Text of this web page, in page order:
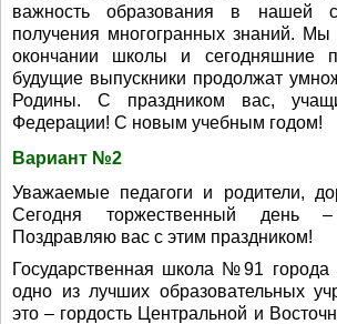
важность образования в нашей
получения многогранных знаний.
окончании школы и сегодняшние
будущие выпускники продолжат
Родины. С праздником вас,
Федерации! С новым учебным годом!
Вариант №2
Уважаемые педагоги и родители,
Сегодня торжественный день
Поздравляю вас с этим праздником!
Государственная школа №91 города
одно из лучших образовательных
это – гордость Центральной и